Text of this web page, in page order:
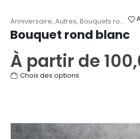
Anniversaire, Autres, Bouquets ronds ,
Bouquet rond blanc
À partir de
Choix des options
variations.
Les